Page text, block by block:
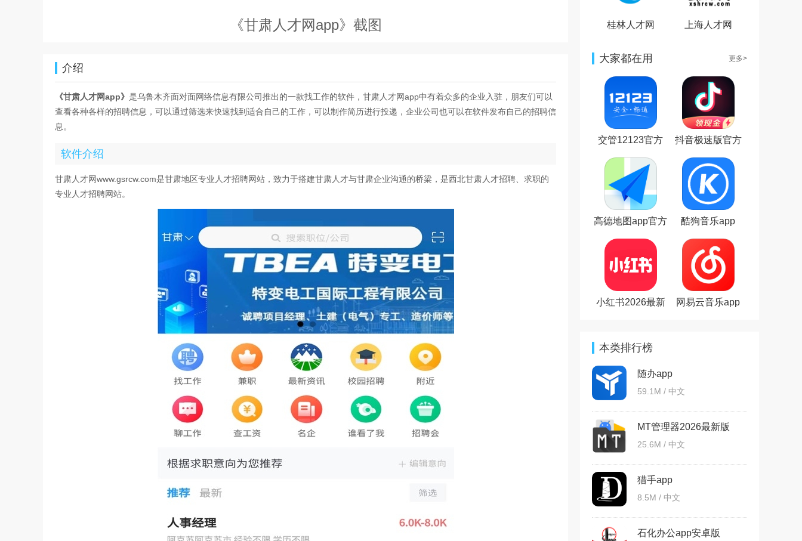
《甘肃人才网app》截图
介绍
《甘肃人才网app》 是乌鲁木齐面对面网络信息有限公司推出的一款找工作的软件，甘肃人才网app中有着众多的企业入驻，朋友们可以
查看各种各样的招聘信息，可以通过筛选来快速找到适合自己的工作，可以制作简历进行投递，企业公司也可以在软件发布自己的招聘信
息。
软件介绍
甘肃人才网www.gsrcw.com是甘肃地区专业人才招聘网站，致力于搭建甘肃人才与甘肃企业沟通的桥梁，是西北甘肃人才招聘、求职的
专业人才招聘网站。
桂林人才网 上海人才网
大家都在用 更多>
交管12123官方
抖音极速版官方
高德地图app官方
酷狗音乐app
小红书2026最新
网易云音乐app
本类排行榜
随办app
59.1M / 中文
MT管理器2026最新版
25.6M / 中文
猎手app
8.5M / 中文
石化办公app安卓版